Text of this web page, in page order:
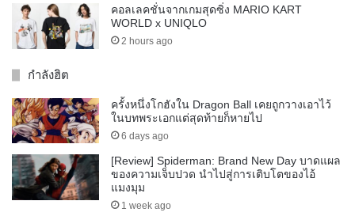
คอลเลคชั่นจากเกมสุดซิ่ง MARIO KART
WORLD x UNIQLO
2 hours ago
กำลังฮิต
ครั้งหนึ่งโกฮังใน Dragon Ball เคยถูกวางเอาไว้
ในบทพระเอกแต่สุดท้ายก็หายไป
6 days ago
[Review] Spiderman: Brand New Day บาดแผล
ของความเจ็บปวด นำไปสู่การเติบโตของไอ้
แมงมุม
1 week ago